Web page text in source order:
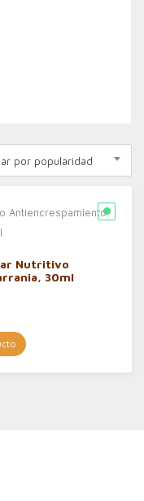
por popularidad
Nutritivo
30ml